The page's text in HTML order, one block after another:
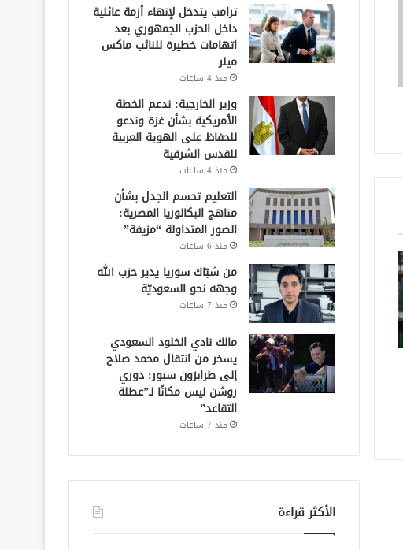
ترامب يتدخل لإنهاء أزمة عائلية
داخل الحزب الجمهوري بعد
اتهامات خطيرة للنائب ماكس
ميلر
منذ 4 ساعات
وزير الخارجية: ندعم الخطة
الأمريكية بشأن غزة وندعو
للحفاظ على الهوية العربية
للقدس الشرقية
منذ 4 ساعات
التعليم تحسم الجدل بشأن
مناهج البكالوريا المصرية:
الصور المتداولة “مزيفة”
منذ 6 ساعات
من شبّاك سوريا يدير حزب الله
وجهه نحو السعوديّة
منذ 7 ساعات
مالك نادي الخلود السعودي
يسخر من انتقال محمد صلاح
إلى طرابزون سبور: دوري
روشن ليس مكانًا لـ”عطلة
التقاعد”
منذ 7 ساعات
الأكثر قراءة